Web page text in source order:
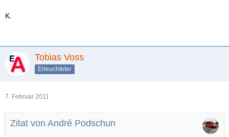
K.
Tobias Voss
Erleuchteter
7. Februar 2011
Zitat von André Podschun